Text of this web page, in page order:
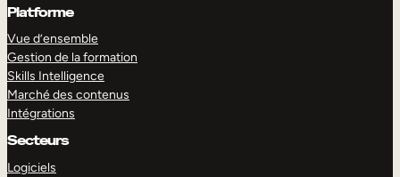
Platforme
Vue d’ensemble
Gestion de la formation
Skills Intelligence
Marché des contenus
Intégrations
Secteurs
Logiciels